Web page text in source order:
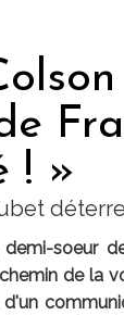
! »
demi-soeur
de la